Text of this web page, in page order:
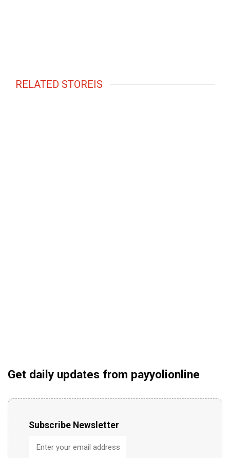
RELATED STOREIS
Get daily updates from payyolionline
Subscribe Newsletter